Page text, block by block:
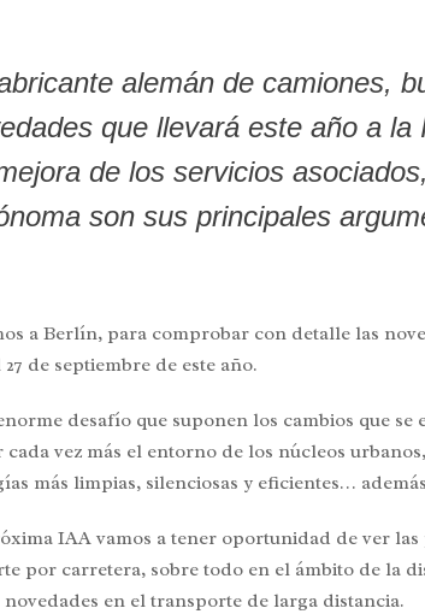
alemán de camiones,
que llevará este año a
de los servicios
son sus principales
a Berlín, para comprobar con detalle las
27 de septiembre de este año.
desafío que suponen los cambios que
cada vez más el entorno de los núcleos
más limpias, silenciosas y eficientes…
IAA vamos a tener oportunidad de ver
por carretera, sobre todo en el ámbito de la
novedades en el transporte de larga distancia.